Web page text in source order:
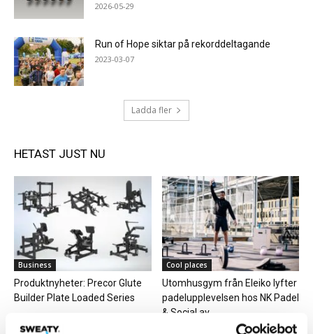
2026-05-29
Run of Hope siktar på rekorddeltagande
2023-03-07
Ladda fler
HETAST JUST NU
Business
Produktnyheter: Precor Glute
Builder Plate Loaded Series
Cool places
Utomhusgym från Eleiko lyfter
padelupplevelsen hos NK Padel
& Social av...